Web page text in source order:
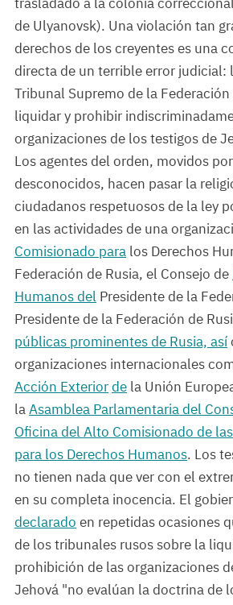
de Ulyanovsk). Una violación tan
derechos de los creyentes es una
directa de un terrible error judicial:
Tribunal Supremo de la Federación
liquidar y prohibir
organizaciones de los testigos de
Los agentes del orden, movidos
desconocidos, hacen pasar la
ciudadanos respetuosos de la ley
en las actividades de una
Comisionado para los Derechos
Federación de Rusia, el Consejo de
Humanos del Presidente de la
Presidente de la Federación de
públicas prominentes de Rusia, así
organizaciones internacionales
Acción Exteriorde la Unión
laAsamblea Parlamentaria del
Oficina del Alto Comisionado de
para los Derechos Humanos. Los
no tienen nada que ver con el
en su completa inocencia. El
declarado en repetidas ocasiones
de los tribunales rusos sobre la
prohibición de las organizaciones
Jehová "no evalúan la doctrina de